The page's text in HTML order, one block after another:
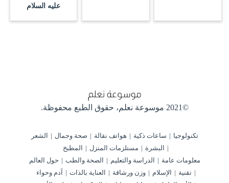
عليه السلام
©2021 موسوعة نعلم، حقوق الطبع محفوظة.
تكنولوجيا ساعات ذكية هواتف نقالة صحة وجمال
الشعر
البشرة
مستلزمات المنزل
المطبخ
معلومات عامة
الدراسة والتعليم الصحة والطب
حول العالم
تقنية
الإسلام وزن ورشاقة العناية بالذات
آدم وحواء